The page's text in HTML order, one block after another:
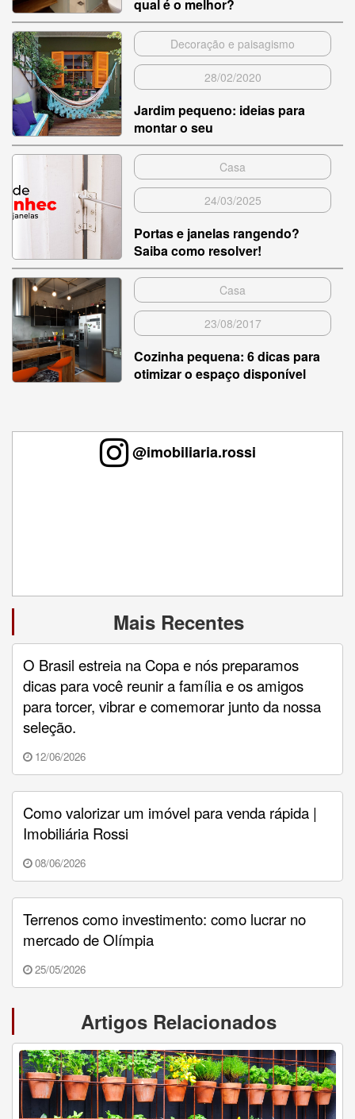
qual é o melhor?
Decoração e paisagismo
28/02/2020
Jardim pequeno: ideias para
montar o seu
Casa
24/03/2025
Portas e janelas rangendo?
Saiba como resolver!
Casa
23/08/2017
Cozinha pequena: 6 dicas para
otimizar o espaço disponível
@imobiliaria.rossi
Mais Recentes
O Brasil estreia na Copa e nós preparamos
dicas para você reunir a família e os amigos
para torcer, vibrar e comemorar junto da nossa
seleção.
12/06/2026
Como valorizar um imóvel para venda rápida |
Imobiliária Rossi
08/06/2026
Terrenos como investimento: como lucrar no
mercado de Olímpia
25/05/2026
Artigos Relacionados